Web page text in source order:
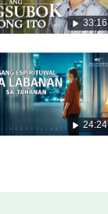
33:16
24:24